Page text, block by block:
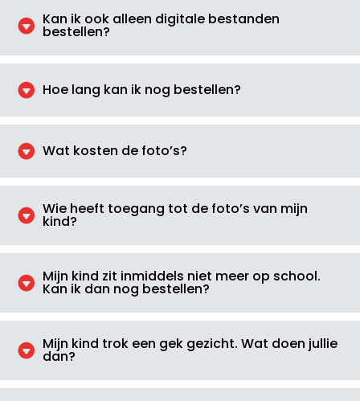
 Kan ik ook alleen digitale bestanden
bestellen?
 Hoe lang kan ik nog bestellen?
 Wat kosten de foto’s?
 Wie heeft toegang tot de foto’s van mijn
kind?
 Mijn kind zit inmiddels niet meer op school.
Kan ik dan nog bestellen?
 Mijn kind trok een gek gezicht. Wat doen jullie
dan?